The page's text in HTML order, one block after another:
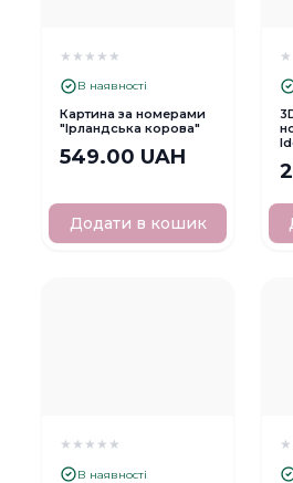
★ ★ ★ ★ ★
В наявності
Картина за номерами
"Ірландська корова"
549.00 UAH
Додати в кошик
★
★ ★ ★ ★ ★
В наявності
★